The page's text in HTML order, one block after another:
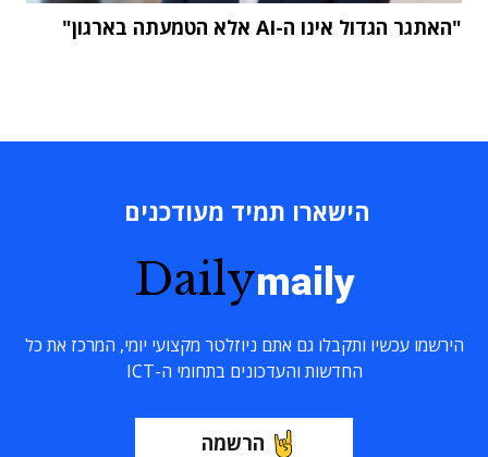
"האתגר הגדול אינו ה-AI אלא הטמעתה בארגון"
הישארו תמיד מעודכנים
Dailymaily
הירשמו עכשיו ותקבלו גם אתם ניוזלטר מקצועי יומי, המרכז את כל
החדשות והעדכונים בתחומי ה-ICT
הרשמה